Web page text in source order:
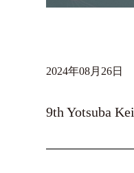
2024年08月26日
9th Yotsuba Kei